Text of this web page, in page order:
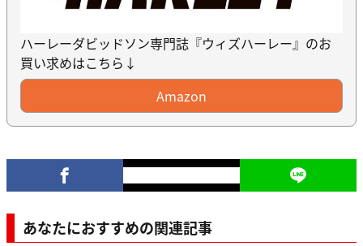
ハーレーダビッドソン専門誌『ウィズハーレー』のお
買い求めはこちら↓
Amazon
あなたにおすすめの関連記事